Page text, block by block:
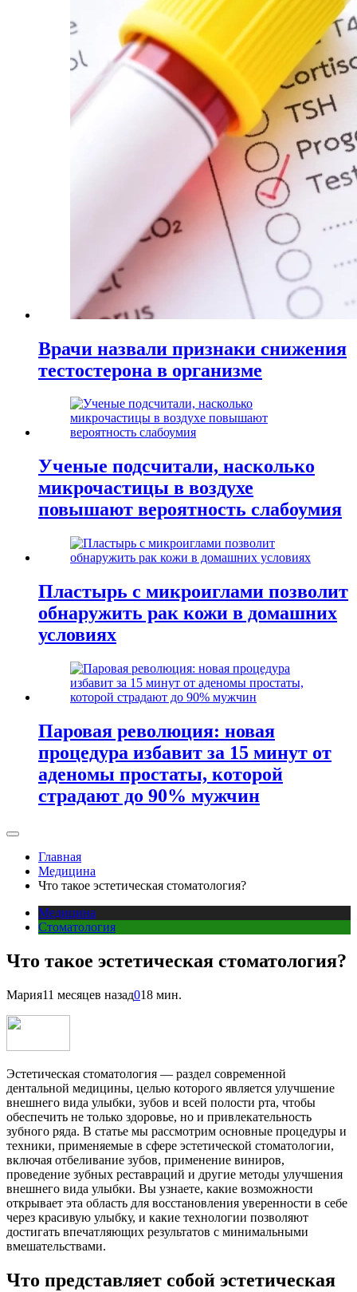
Врачи назвали признаки снижения
тестостерона в организме
Ученые подсчитали, насколько
микрочастицы в воздухе
повышают вероятность слабоумия
Пластырь с микроиглами позволит
обнаружить рак кожи в домашних
условиях
Паровая революция: новая
процедура избавит за 15 минут от
аденомы простаты, которой
страдают до 90% мужчин
Главная
Медицина
Что такое эстетическая стоматология?
Медицина
Стоматология
Что такое эстетическая стоматология?
Мария11 месяцев назад018 мин.
Эстетическая стоматология — раздел современной
дентальной медицины, целью которого является улучшение
внешнего вида улыбки, зубов и всей полости рта, чтобы
обеспечить не только здоровье, но и привлекательность
зубного ряда. В статье мы рассмотрим основные процедуры и
техники, применяемые в сфере эстетической стоматологии,
включая отбеливание зубов, применение виниров,
проведение зубных реставраций и другие методы улучшения
внешнего вида улыбки. Вы узнаете, какие возможности
открывает эта область для восстановления уверенности в себе
через красивую улыбку, и какие технологии позволяют
достигать впечатляющих результатов с минимальными
вмешательствами.
Что представляет собой эстетическая